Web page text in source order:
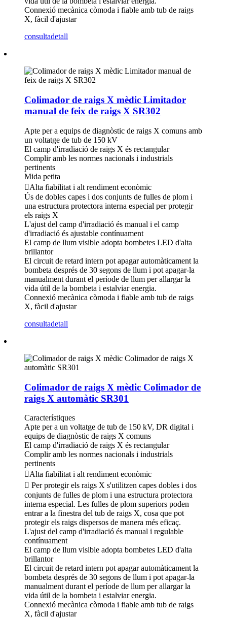
Connexió mecànica còmoda i fiable amb tub de raigs
X, fàcil d'ajustar
consultadetall
Colimador de raigs X mèdic Limitador
manual de feix de raigs X SR302
Apte per a equips de diagnòstic de raigs X comuns amb
un voltatge de tub de 150 kV
El camp d'irradiació de raigs X és rectangular
Complir amb les normes nacionals i industrials
pertinents
Mida petita
Alta fiabilitat i alt rendiment econòmic
Ús de dobles capes i dos conjunts de fulles de plom i
una estructura protectora interna especial per protegir
els raigs X
L'ajust del camp d'irradiació és manual i el camp
d'irradiació és ajustable contínuament
El camp de llum visible adopta bombetes LED d'alta
brillantor
El circuit de retard intern pot apagar automàticament la
bombeta després de 30 segons de llum i pot apagar-la
manualment durant el període de llum per allargar la
vida útil de la bombeta i estalviar energia.
Connexió mecànica còmoda i fiable amb tub de raigs
X, fàcil d'ajustar
consultadetall
Colimador de raigs X mèdic Colimador de
raigs X automàtic SR301
Característiques
Apte per a un voltatge de tub de 150 kV, DR digital i
equips de diagnòstic de raigs X comuns
El camp d'irradiació de raigs X és rectangular
Complir amb les normes nacionals i industrials
pertinents
Alta fiabilitat i alt rendiment econòmic
 Per protegir els raigs X s'utilitzen capes dobles i dos
conjunts de fulles de plom i una estructura protectora
interna especial. Les fulles de plom superiors poden
entrar a la finestra del tub de raigs X, cosa que pot
protegir els raigs dispersos de manera més eficaç.
L'ajust del camp d'irradiació és manual i regulable
contínuament
El camp de llum visible adopta bombetes LED d'alta
brillantor
El circuit de retard intern pot apagar automàticament la
bombeta després de 30 segons de llum i pot apagar-la
manualment durant el període de llum per allargar la
vida útil de la bombeta i estalviar energia.
Connexió mecànica còmoda i fiable amb tub de raigs
X, fàcil d'ajustar